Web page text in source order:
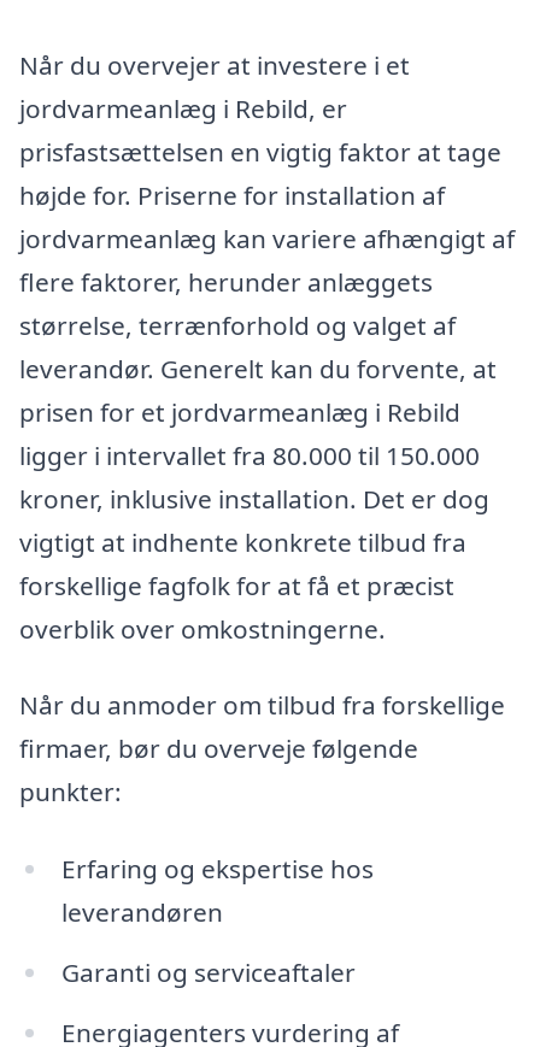
Når du overvejer at investere i et
jordvarmeanlæg i Rebild, er
prisfastsættelsen en vigtig faktor at tage
højde for. Priserne for installation af
jordvarmeanlæg kan variere afhængigt af
flere faktorer, herunder anlæggets
størrelse, terrænforhold og valget af
leverandør. Generelt kan du forvente, at
prisen for et jordvarmeanlæg i Rebild
ligger i intervallet fra 80.000 til 150.000
kroner, inklusive installation. Det er dog
vigtigt at indhente konkrete tilbud fra
forskellige fagfolk for at få et præcist
overblik over omkostningerne.
Når du anmoder om tilbud fra forskellige
firmaer, bør du overveje følgende
punkter:
Erfaring og ekspertise hos
leverandøren
Garanti og serviceaftaler
Energiagenters vurdering af